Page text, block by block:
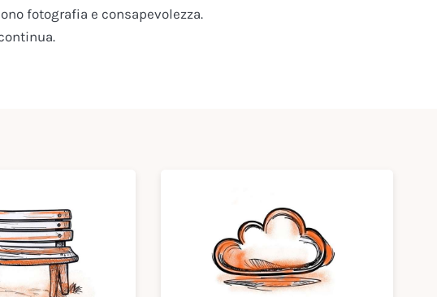
fotografia e consapevolezza.